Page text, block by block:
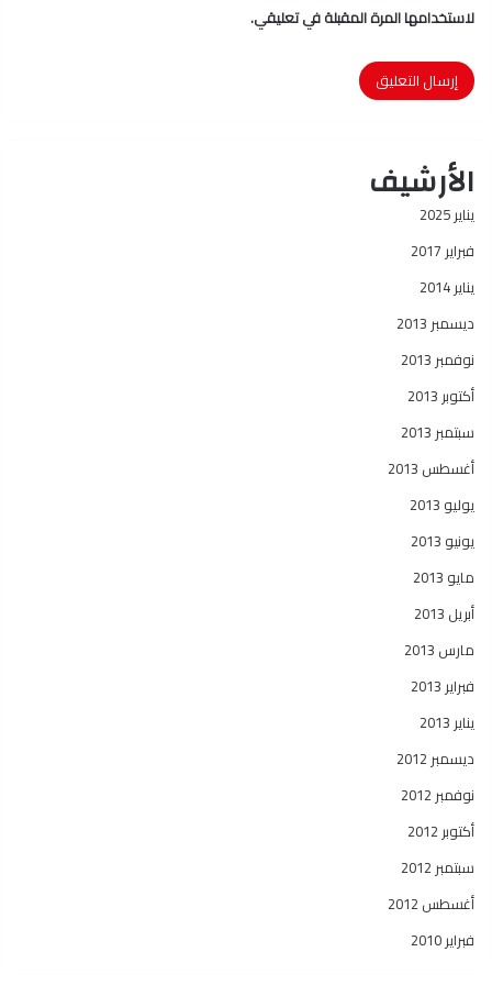
لاستخدامها المرة المقبلة في تعليقي.
الأرشيف
يناير 2025
فبراير 2017
يناير 2014
ديسمبر 2013
نوفمبر 2013
أكتوبر 2013
سبتمبر 2013
أغسطس 2013
يوليو 2013
يونيو 2013
مايو 2013
أبريل 2013
مارس 2013
فبراير 2013
يناير 2013
ديسمبر 2012
نوفمبر 2012
أكتوبر 2012
سبتمبر 2012
أغسطس 2012
فبراير 2010